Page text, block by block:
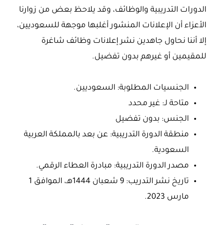
الدورات التدريبية والوظائف، وقد يلاحظ بعض من زوارنا
الأعزاء أن الإعلانات المنشور أغلبها موجهة للسعوديين،
إلا أننا نحاول جاهدين نشر إعلانات وظائف شاغرة
للمقيمين أو غيرهم بدون تفضيل.
الجنسيات المطلوبة: السعوديين.
متاحة لـ: غير محدد
الجنس: بدون تفضيل
منطقة الدورة التدريبية: عن بعد بالمملكة العربية
السعودية.
مصدر الدورة التدريبية: مبادرة العطاء الرقمي.
تاريخ نشر التدريب: 9 شعبان 1444هـ، الموافق 1
مارس 2023.